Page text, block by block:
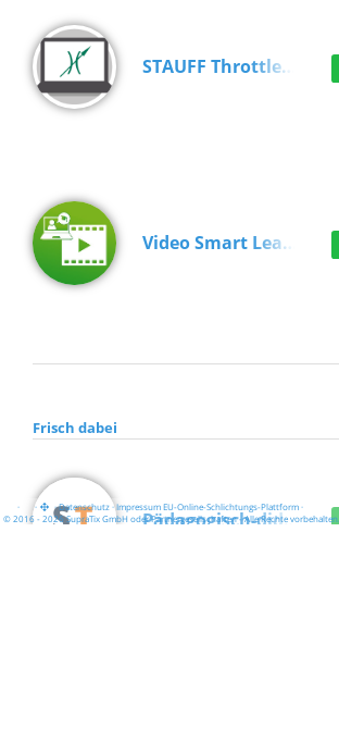
STAUFF Throttle…
Video Smart Lea…
Frisch dabei
Pädagogisch-did…
· · ·Datenschutz·Impressum EU-Online-Schlichtungs-Plattform·
© 2016 - 2026 SupraTix GmbH oder Partnergesellschaften - Alle Rechte vorbehalten.